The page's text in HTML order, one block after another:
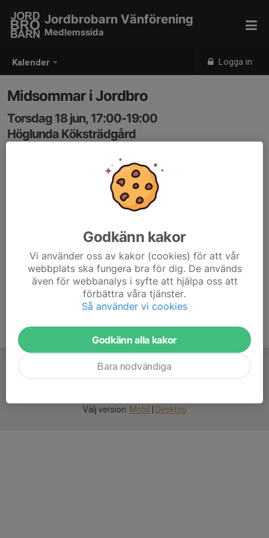
Kalender Logga in
Jordbrobarn Vänförening
Medlemssida
Midsommar i Jordbro
Torsdag 18 jun, 17:00-19:00
Höglunda Köksträdgård
Välj version: Mobil Desktop
Godkänn kakor
Vi använder oss av kakor (cookies) för att vår
webbplats ska fungera bra för dig. De används
även för webbanalys i syfte att hjälpa oss att
förbättra våra tjänster.
Så använder vi cookies
Godkänn alla kakor
Bara nödvändiga